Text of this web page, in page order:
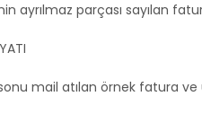
ayrılmaz parçası sayılan
mail atılan örnek fatura